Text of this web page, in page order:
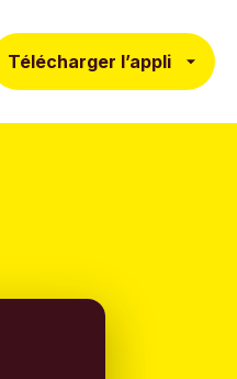
Télécharger l’appli